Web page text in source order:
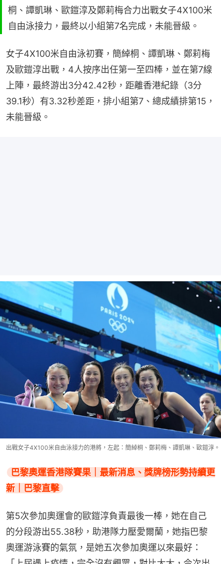
桐、譚凱琳、歐鎧淳及鄭莉梅合力出戰女子4X100米
自由泳接力，最終以小組第7名完成，未能晉級。
女子4X100米自由泳初賽，簡綽桐、譚凱琳、鄭莉梅
及歐鎧淳出戰，4人按序出任第一至四棒，並在第7線
上陣，最終游出3分42.42秒，距離香港紀錄（3分
39.1秒）有3.32秒差距，排小組第7、總成績排第15，
未能晉級。
出戰女子4X100米自由泳接力的港將，左起：簡綽桐、鄭莉梅、譚凱琳、歐鎧淳。
巴黎奧運香港隊賽果｜最新消息、獎牌榜形勢持續更
新｜巴黎直擊
第5次參加奧運會的歐鎧淳負責最後一棒，她在自己
的分段游出55.38秒，助港隊力壓愛爾蘭，她指巴黎
奧運游泳賽的氣氛，是她五次參加奧運以來最好：